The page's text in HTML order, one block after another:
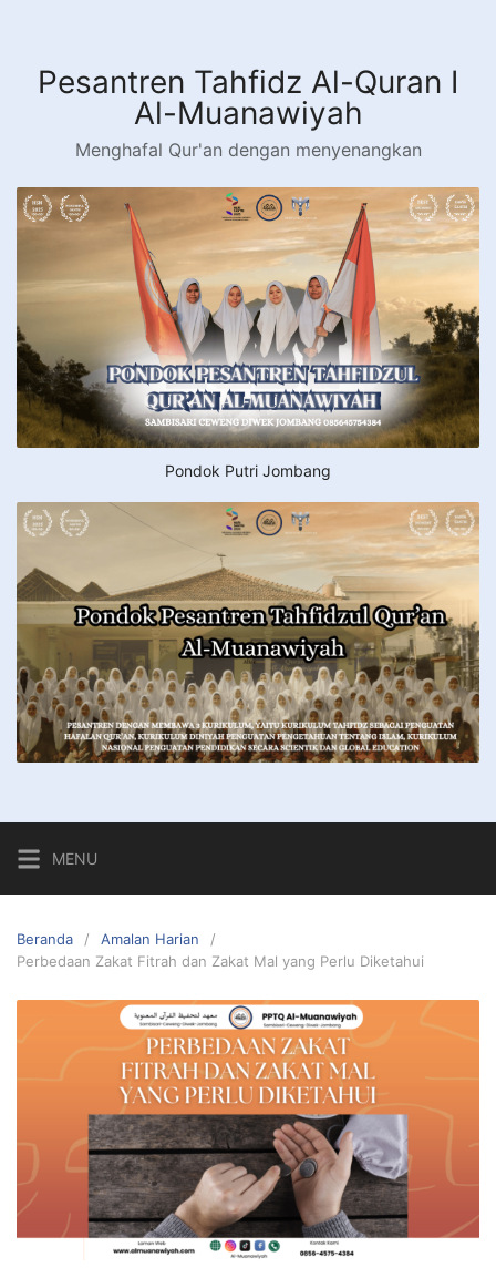
kontenPesantren Tahfidz Al-Quran I
Al-Muanawiyah
Menghafal Qur'an dengan menyenangkan
Pondok Putri Jombang
MENU
Beranda
Amalan Harian
Perbedaan Zakat Fitrah dan Zakat Mal yang Perlu Diketahui